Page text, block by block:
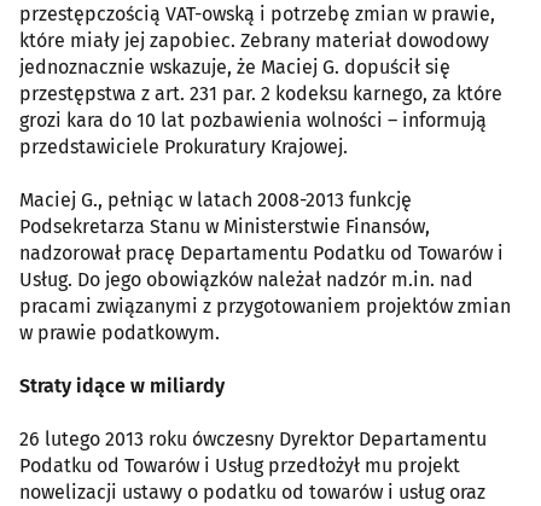
przestępczością VAT-owską i potrzebę zmian w prawie,
które miały jej zapobiec. Zebrany materiał dowodowy
jednoznacznie wskazuje, że Maciej G. dopuścił się
przestępstwa z art. 231 par. 2 kodeksu karnego, za które
grozi kara do 10 lat pozbawienia wolności – informują
przedstawiciele Prokuratury Krajowej.
Maciej G., pełniąc w latach 2008-2013 funkcję
Podsekretarza Stanu w Ministerstwie Finansów,
nadzorował pracę Departamentu Podatku od Towarów i
Usług. Do jego obowiązków należał nadzór m.in. nad
pracami związanymi z przygotowaniem projektów zmian
w prawie podatkowym.
Straty idące w miliardy
26 lutego 2013 roku ówczesny Dyrektor Departamentu
Podatku od Towarów i Usług przedłożył mu projekt
nowelizacji ustawy o podatku od towarów i usług oraz